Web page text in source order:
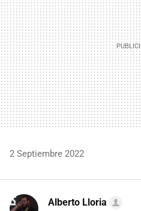
2 Septiembre 2022
Alberto Lloria